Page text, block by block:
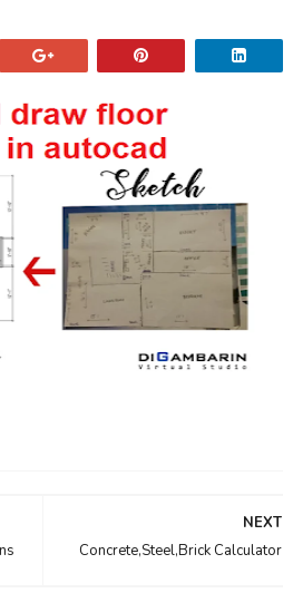
NEXT
Concrete,Steel,Brick Calculator